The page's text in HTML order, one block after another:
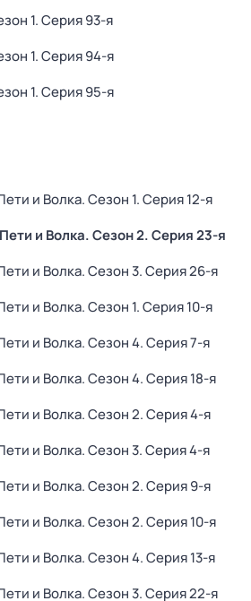
1. Серия 93-я
1. Серия 94-я
1. Серия 95-я
и Волка. Сезон 1. Серия 12-я
и Волка. Сезон 2. Серия 23-я
и Волка. Сезон 3. Серия 26-я
и Волка. Сезон 1. Серия 10-я
и Волка. Сезон 4. Серия 7-я
и Волка. Сезон 4. Серия 18-я
и Волка. Сезон 2. Серия 4-я
и Волка. Сезон 3. Серия 4-я
и Волка. Сезон 2. Серия 9-я
и Волка. Сезон 2. Серия 10-я
и Волка. Сезон 4. Серия 13-я
и Волка. Сезон 3. Серия 22-я